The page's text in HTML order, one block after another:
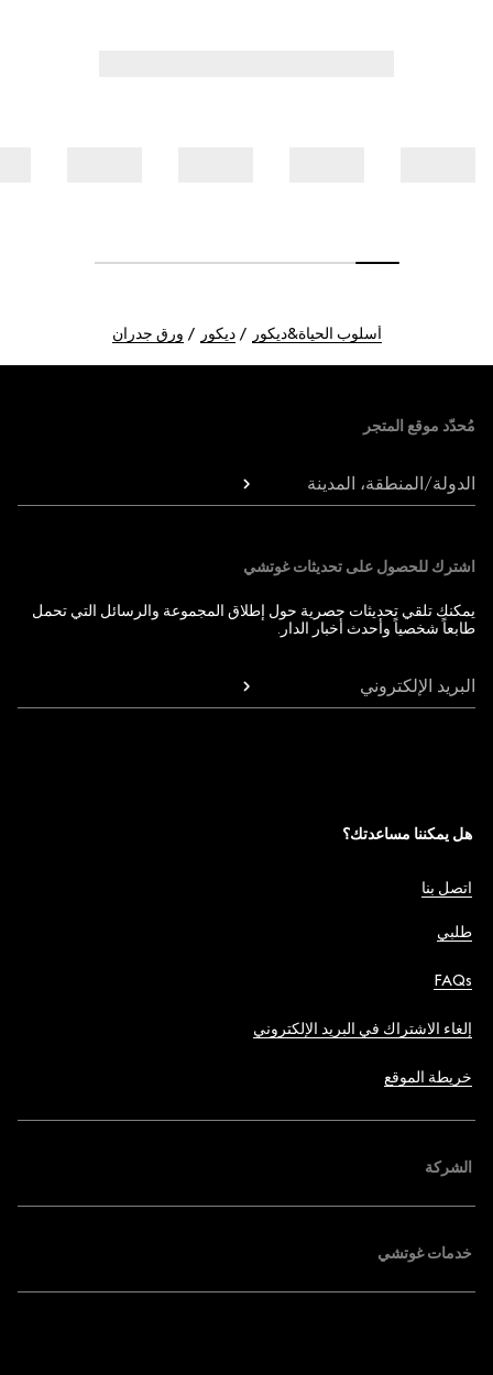
أسلوب الحياة&ديكور ديكور ورق جدران
مُحدّد موقع المتجر
الدولة/المنطقة، المدينة
اشترك للحصول على تحديثات غوتشي
يمكنك تلقي تحديثات حصرية حول إطلاق المجموعة والرسائل التي تحمل
طابعاً شخصياً وأحدث أخبار الدار.
البريد الإلكتروني
هل يمكننا مساعدتك؟
اتصل بنا
طلبي
FAQs
إلغاء الاشتراك في البريد الإلكتروني
خريطة الموقع
الشركة
خدمات غوتشي